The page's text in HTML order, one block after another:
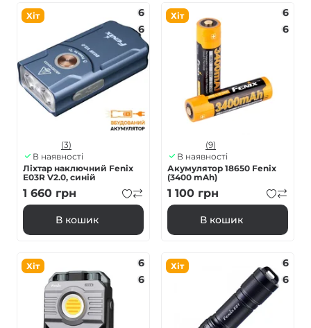
Хіт
6
6
(3)
В наявності
Ліхтар наключний Fenix
E03R V2.0, синій
1 660 грн
В кошик
Хіт
6
6
(9)
В наявності
Акумулятор 18650 Fenix
(3400 mAh)
1 100 грн
В кошик
Хіт
6
6
Хіт
6
6